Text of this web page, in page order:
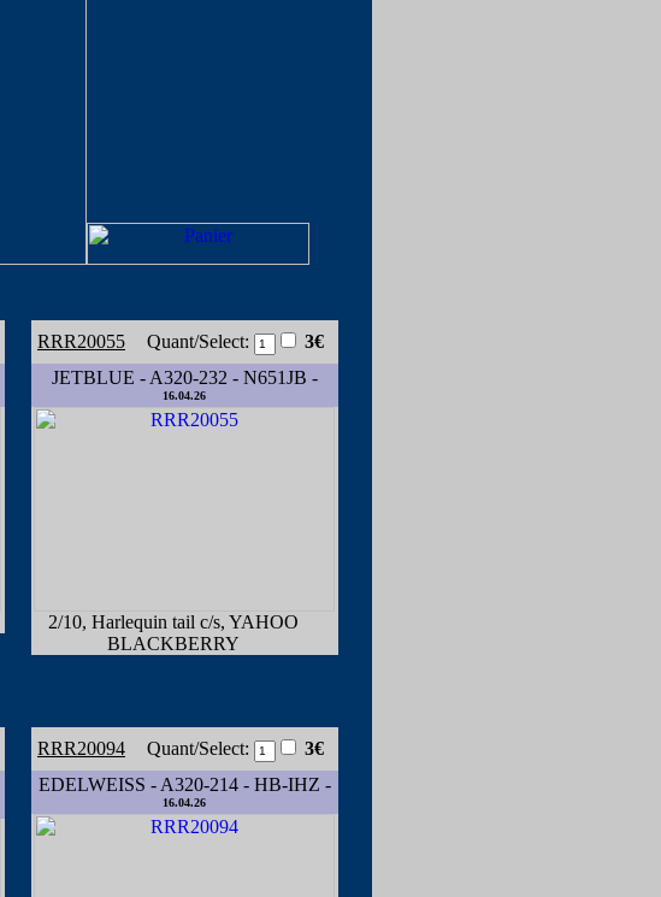
RRR20055 Quant/Select:
3€
JETBLUE - A320-232 - N651JB -
16.04.26
2/10, Harlequin tail c/s, YAHOO
BLACKBERRY
RRR20094 Quant/Select:
3€
EDELWEISS - A320-214 - HB-IHZ -
16.04.26